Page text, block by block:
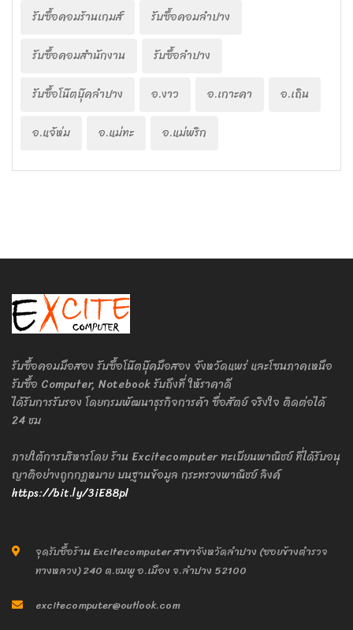
รับซื้อคอมร้านเกมส์
รับซื้อคอมลำปาง
รับซื้อคอมสำนักงาน
รับซื้อลำปาง
รับซื้อโน๊ตบุ๊คลำปาง
อ.งาว อ.เกาะคา
อ.เถิน
อ.แจ้ห่ม
อ.แม่ทะ อ.แม่พริก
รับซื้อคอมมือสอง รับซื้อโน๊ตบุ๊คมือสอง จังหวัดแพร่ และโซนภาคเหนือ
รับซื้อ Computer, Notebook รับถึงที่ ให้ราคาดี
ได้รับการรับรอง โดยกรมพัฒนาธุรกิจการค้า ซื่อสัตย์ จริงใจ ติดต่อได้
24 ชม
ภายใต้การบริหารโดย ร้าน Excitecomputer ทะเบียนพาณิชย์ ที่ได้รับอนุ
ญาติอย่างถูกกฎหมาย บนฐานข้อมูล กระทรวงพาณิชย์ ลิงค์
https://bit.ly/3iE88pl
จุดรับซื้อร้าน Excitecomputer สาขาจังหวัดลำปาง (ซอยข้างตำรวจ
ทางหลวง) 240 ต.ชมพู อ.เมือง จ.ลำปาง 52100
excitecomputer@outlook.com